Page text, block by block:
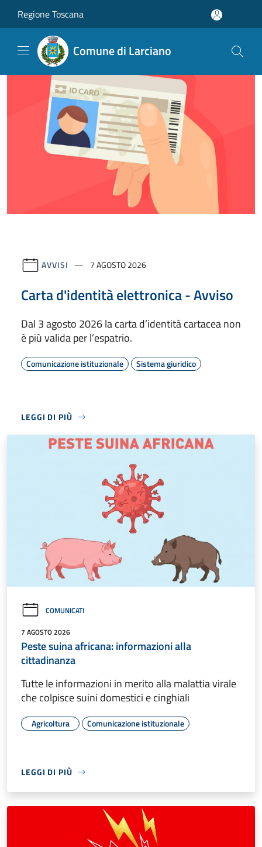
Regione Toscana
Comune di Larciano
AVVISI 7 AGOSTO 2026
Carta d'identità elettronica - Avviso
Dal 3 agosto 2026 la carta d’identità cartacea non
è più valida per l’espatrio.
Comunicazione istituzionale Sistema giuridico
LEGGI DI PIÙ
COMUNICATI
7 AGOSTO 2026
Peste suina africana: informazioni alla
cittadinanza
Tutte le informazioni in merito alla malattia virale
che colpisce suini domestici e cinghiali
Agricoltura Comunicazione istituzionale
LEGGI DI PIÙ